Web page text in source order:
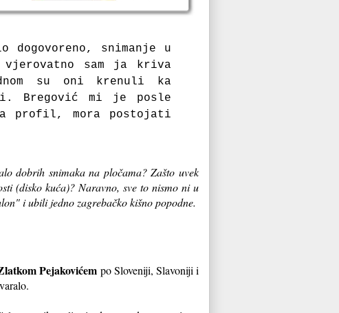
dogovoreno, snimanje u
sam ja kriva
su oni krenuli ka
Bregović mi je posle
profil, mora postojati
dobrih snimaka na pločama? Zašto uvek
(disko kuća)? Naravno, sve to nismo ni u
i ubili jedno zagrebačko kišno popodne.
Pejakovićem po Sloveniji, Slavoniji i